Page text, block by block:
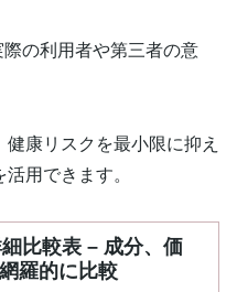
際の利用者や第三者の意
康リスクを最小限に抑え
用できます。
比較表 – 成分、価
羅的に比較